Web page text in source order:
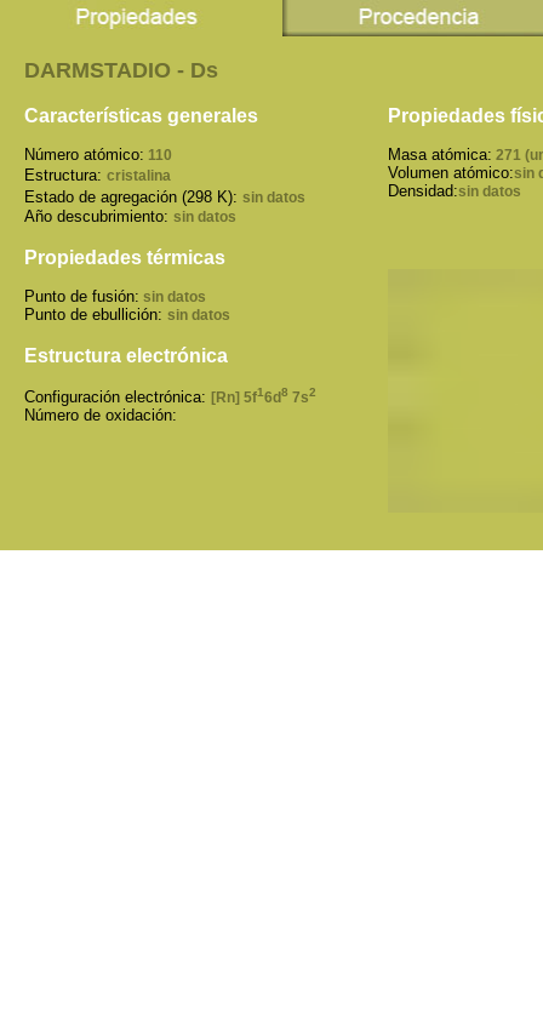
DARMSTADIO - Ds
Características generales Propiedades
Número atómico: 110
Estructura: cristalina
Estado de agregación (298 K): sin datos
Año descubrimiento: sin datos
Masa atómica: 271
Volumen atómico:sin
Densidad:sin datos
Propiedades térmicas
Punto de fusión: sin datos
Punto de ebullición: sin datos
Estructura electrónica
Configuración electrónica: [Rn] 5f16d8 7s2
Número de oxidación: